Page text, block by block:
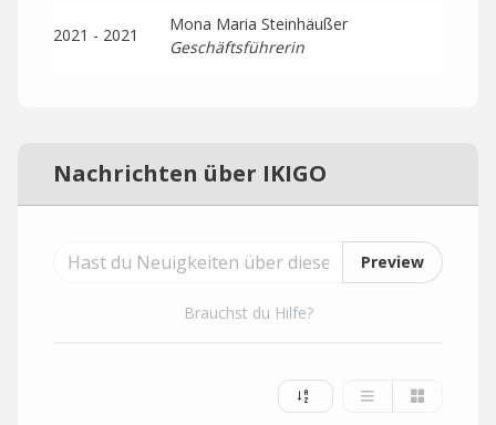
2021 - 2021
Mona Maria Steinhäußer
Geschäftsführerin
Nachrichten über IKIGO
Preview
Brauchst du Hilfe?